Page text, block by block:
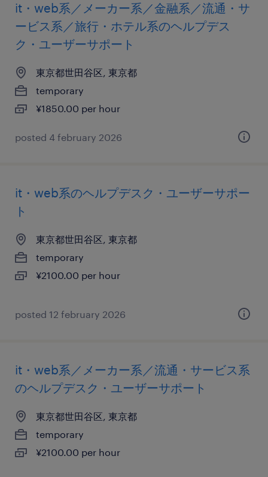
it・web系／メーカー系／金融系／流通・サ
ービス系／旅行・ホテル系のヘルプデス
ク・ユーザーサポート
東京都世田谷区, 東京都
temporary
¥1850.00 per hour
posted 4 february 2026
it・web系のヘルプデスク・ユーザーサポー
ト
東京都世田谷区, 東京都
temporary
¥2100.00 per hour
posted 12 february 2026
it・web系／メーカー系／流通・サービス系
のヘルプデスク・ユーザーサポート
東京都世田谷区, 東京都
temporary
¥2100.00 per hour